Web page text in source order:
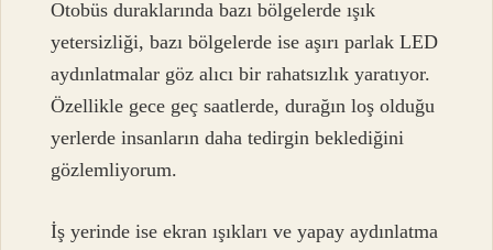
Otobüs duraklarında bazı bölgelerde ışık
yetersizliği, bazı bölgelerde ise aşırı parlak LED
aydınlatmalar göz alıcı bir rahatsızlık yaratıyor.
Özellikle gece geç saatlerde, durağın loş olduğu
yerlerde insanların daha tedirgin beklediğini
gözlemliyorum.
İş yerinde ise ekran ışıkları ve yapay aydınlatma